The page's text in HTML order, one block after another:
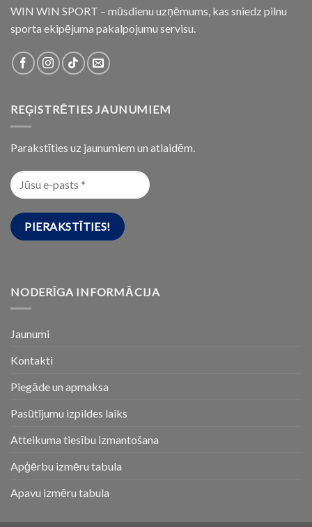
WIN WIN SPORT – mūsdienu uzņēmums, kas sniedz pilnu
sporta ekipējuma pakalpojumu servisu.
REĢISTRĒTIES JAUNUMIEM
Parakstīties uz jaunumiem un atlaidēm.
NODERĪGA INFORMĀCIJA
Jaunumi
Kontakti
Piegāde un apmaksa
Pasūtījumu izpildes laiks
Atteikuma tiesību izmantošana
Apģērbu izmēru tabula
Apavu izmēru tabula